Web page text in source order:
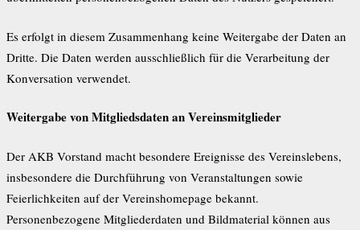
Es erfolgt in diesem Zusammenhang keine Weitergabe der Daten an
Dritte. Die Daten werden ausschließlich für die Verarbeitung der
Konversation verwendet.
Weitergabe von Mitgliedsdaten an Vereinsmitglieder
Der AKB Vorstand macht besondere Ereignisse des Vereinslebens,
insbesondere die Durchführung von Veranstaltungen sowie
Feierlichkeiten auf der Vereinshomepage bekannt.
Personenbezogene Mitgliederdaten und Bildmaterial können aus